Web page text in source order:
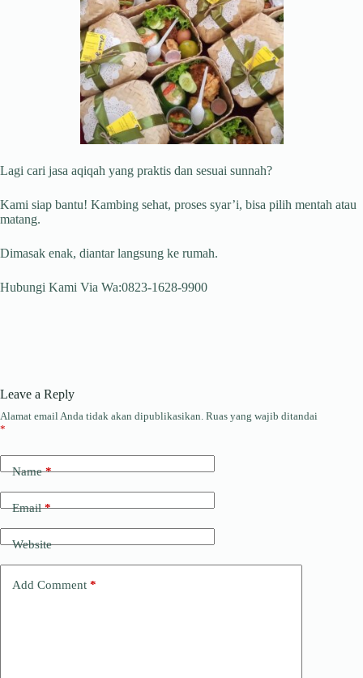
Lagi cari jasa aqiqah yang praktis dan sesuai sunnah?
Kami siap bantu! Kambing sehat, proses syar’i, bisa pilih mentah atau
matang.
Dimasak enak, diantar langsung ke rumah.
Hubungi Kami Via Wa:0823-1628-9900
Leave a Reply
Alamat email Anda tidak akan dipublikasikan. Ruas yang wajib ditandai
*
Name*
Email*
Website
Add Comment *